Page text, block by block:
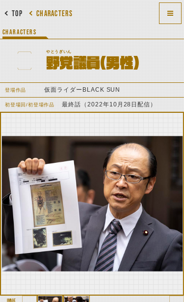
CHARACTERS
TOP
CHARACTERS
やとうぎいん
野党議員（男性）
登場作品 仮面ライダーBLACK SUN
初登場回/初登場作品 最終話（2022年10月28日配信）